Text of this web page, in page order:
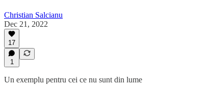
Christian Salcianu
Dec 21, 2022
17
1
Un exemplu pentru cei ce nu sunt din lume